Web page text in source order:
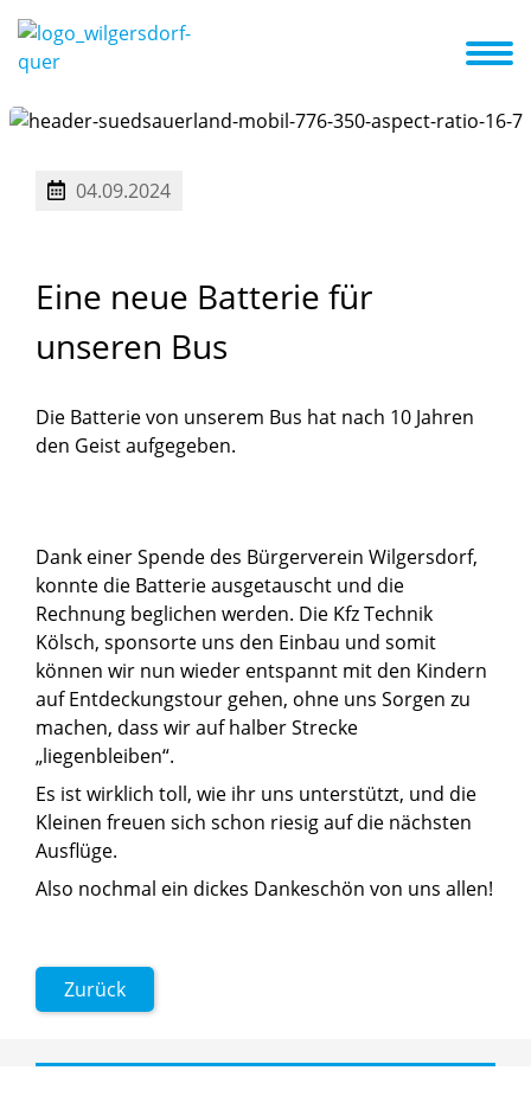
Das sind wir Schwerpunkte
04.09.2024
Eine neue Batterie für
unseren Bus
Die Batterie von unserem Bus hat nach 10 Jahren
den Geist aufgegeben.
Dank einer Spende des Bürgerverein Wilgersdorf,
konnte die Batterie ausgetauscht und die
Rechnung beglichen werden. Die Kfz Technik
Kölsch, sponsorte uns den Einbau und somit
können wir nun wieder entspannt mit den Kindern
auf Entdeckungstour gehen, ohne uns Sorgen zu
machen, dass wir auf halber Strecke
„liegenbleiben“.
Es ist wirklich toll, wie ihr uns unterstützt, und die
Kleinen freuen sich schon riesig auf die nächsten
Ausflüge.
Also nochmal ein dickes Dankeschön von uns allen!
Zurück